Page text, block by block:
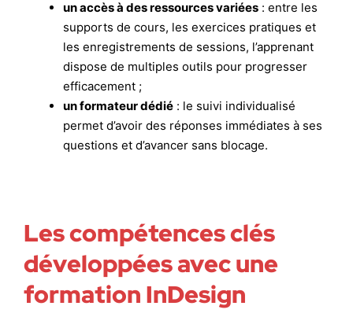
un accès à des ressources variées : entre les
supports de cours, les exercices pratiques et
les enregistrements de sessions, l’apprenant
dispose de multiples outils pour progresser
efficacement ;
un formateur dédié : le suivi individualisé
permet d’avoir des réponses immédiates à ses
questions et d’avancer sans blocage.
Les compétences clés
développées avec une
formation InDesign